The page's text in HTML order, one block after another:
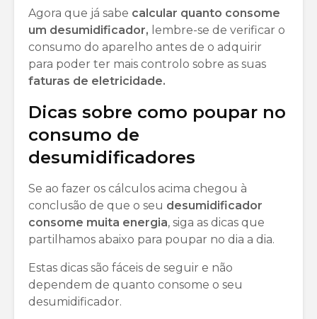
Agora que já sabe calcular quanto consome
um desumidificador, lembre-se de verificar o
consumo do aparelho antes de o adquirir
para poder ter mais controlo sobre as suas
faturas de eletricidade.
Dicas sobre como poupar no
consumo de
desumidificadores
Se ao fazer os cálculos acima chegou à
conclusão de que o seu desumidificador
consome muita energia, siga as dicas que
partilhamos abaixo para poupar no dia a dia.
Estas dicas são fáceis de seguir e não
dependem de quanto consome o seu
desumidificador.